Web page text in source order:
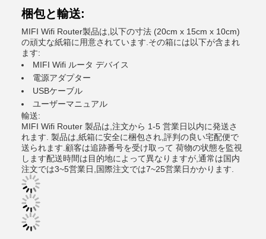
梱包と輸送:
MIFI Wifi Router製品は,以下の寸法 (20cm x 15cm x 10cm)
の頑丈な紙箱に用意されています.その箱には以下が含まれ
ます:
MIFI Wifi ルータ デバイス
電源アダプター
USBケーブル
ユーザーマニュアル
輸送:
MIFI Wifi Router 製品は,注文から 1-5 営業日以内に発送さ
れます. 製品は,紙箱に安全に梱包され,評判の良い宅配便で
送られます.顧客は追跡番号を受け取って 荷物の状態を監視
します配送時間は目的地によって異なりますが,通常は国内
注文では3~5営業日,国際注文では7~25営業日かかります.